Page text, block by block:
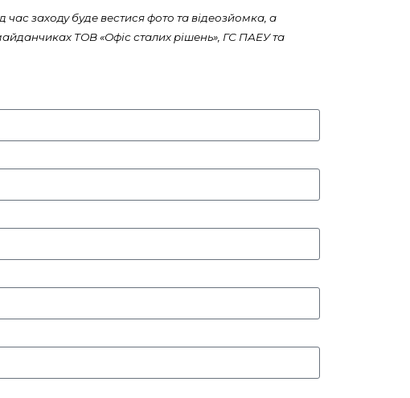
заходу буде вестися фото та відеозйомка, а
ТОВ «Офіс сталих рішень», ГС ПАЕУ та